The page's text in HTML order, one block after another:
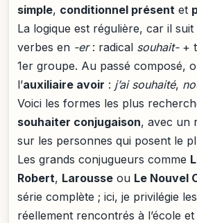
simple, conditionnel présent et
La logique est régulière, car il suit
verbes en -er: radical souhait-+
1er groupe. Au passé composé,
l’auxiliaire avoir : j’ai souhaité,
Voici les formes les plus
souhaiter conjugaison, avec un
sur les personnes qui posent le
Les grands conjugueurs comme
Robert, Larousse ou Le Nouvel
série complète ; ici, je privilégie
réellement rencontrés à l’école